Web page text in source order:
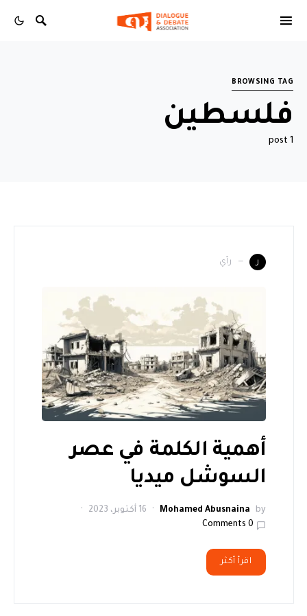
BROWSING TAG
فلسطين
1 post
ر رأي
أهمية الكلمة في عصر
السوشل ميديا
by
Mohamed Abusnaina
16 أكتوبر، 2023
0 Comments
اقرأ أكثر